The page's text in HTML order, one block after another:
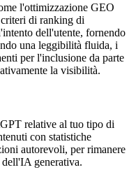
l'ottimizzazione GEO
di ranking di
dell'utente, fornendo
una leggibilità fluida, i
per l'inclusione da parte
la visibilità.
relative al tuo tipo di
con statistiche
autorevoli, per rimanere
generativa.